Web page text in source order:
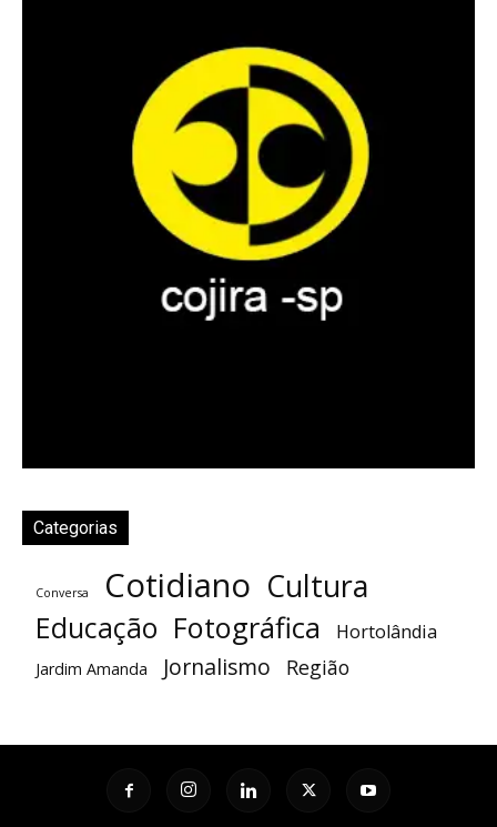
Categorias
Conversa Cotidiano Cultura
Educação Fotográfica Hortolândia
Jardim Amanda Jornalismo Região